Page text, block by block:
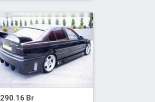
290.16 Br